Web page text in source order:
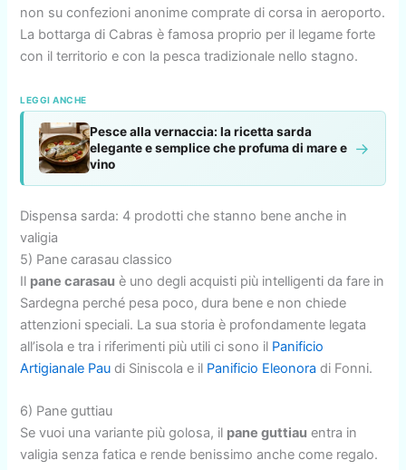
non su confezioni anonime comprate di corsa in aeroporto.
La bottarga di Cabras è famosa proprio per il legame forte
con il territorio e con la pesca tradizionale nello stagno.
LEGGI ANCHE
Pesce alla vernaccia: la ricetta sarda
elegante e semplice che profuma di mare e
vino
→
Dispensa sarda: 4 prodotti che stanno bene anche in
valigia
5) Pane carasau classico
Il pane carasau è uno degli acquisti più intelligenti da fare in
Sardegna perché pesa poco, dura bene e non chiede
attenzioni speciali. La sua storia è profondamente legata
all’isola e tra i riferimenti più utili ci sono il Panificio
Artigianale Pau di Siniscola e il Panificio Eleonora di Fonni.
6) Pane guttiau
Se vuoi una variante più golosa, il pane guttiau entra in
valigia senza fatica e rende benissimo anche come regalo.